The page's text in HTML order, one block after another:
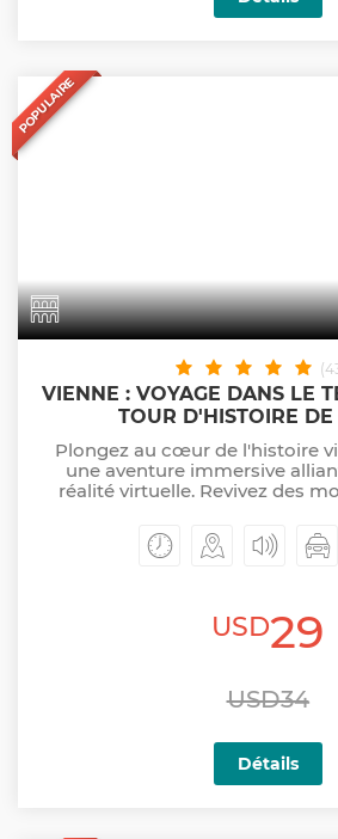
POPULAIRE
VIENNE : VOYAGE DANS LE
TOUR D'HISTOIRE
Plongez au cœur de l'histoire
une aventure immersive
réalité virtuelle. Revivez des
USD29
USD34
Détails